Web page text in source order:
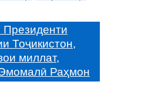
Тоҷикистон,
миллат,
Раҳмон